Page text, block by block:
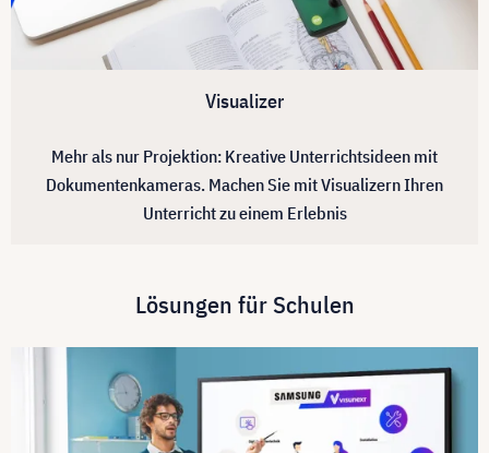
Visualizer
Mehr als nur Projektion: Kreative Unterrichtsideen mit
Dokumentenkameras. Machen Sie mit Visualizern Ihren
Unterricht zu einem Erlebnis
Lösungen für Schulen